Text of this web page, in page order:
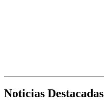
Noticias Destacadas